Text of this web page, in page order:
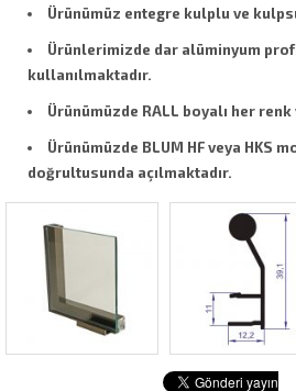
Ürünümüz entegre kulplu ve
Ürünlerimizde dar alüminyum
kullanılmaktadır.
Ürünümüzde RALL boyalı her renk
Ürünümüzde BLUM HF veya HKS
doğrultusunda açılmaktadır.